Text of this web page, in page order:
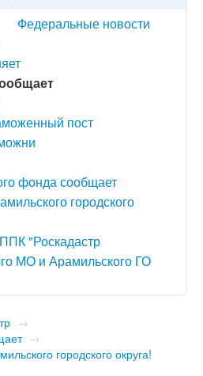
Федеральные новости
пост
фонда сообщает
городского
"Роскадастр
МО и Арамильского ГО
→
→
городского округа!